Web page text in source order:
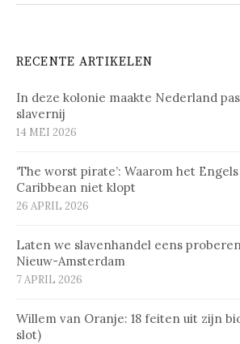
RECENTE ARTIKELEN
In deze kolonie maakte Nederland
slavernij
14 MEI 2026
‘The worst pirate’: Waarom het
Caribbean niet klopt
26 APRIL 2026
Laten we slavenhandel eens
Nieuw-Amsterdam
7 APRIL 2026
Willem van Oranje: 18 feiten uit zijn
slot)